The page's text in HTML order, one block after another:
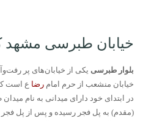
خیابان طبرسی
بلوار طبرسی یکی از خیابان‌های پر
خیابان منشعب از حرم امام رضا ع است
در ابتدای خود دارای میدانی به نام
(مقدم) به پل فجر رسیده و پس از پل